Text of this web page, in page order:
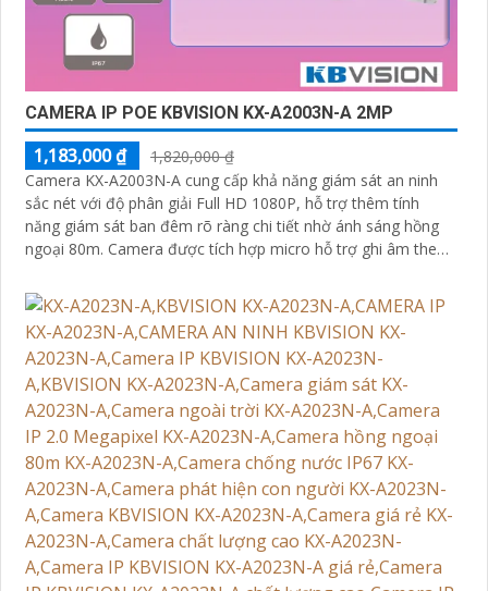
CAMERA IP POE KBVISION KX-A2003N-A 2MP
1,183,000 ₫
1,820,000 ₫
Camera KX-A2003N-A cung cấp khả năng giám sát an ninh
sắc nét với độ phân giải Full HD 1080P, hỗ trợ thêm tính
năng giám sát ban đêm rõ ràng chi tiết nhờ ánh sáng hồng
ngoại 80m. Camera được tích hợp micro hỗ trợ ghi âm theo